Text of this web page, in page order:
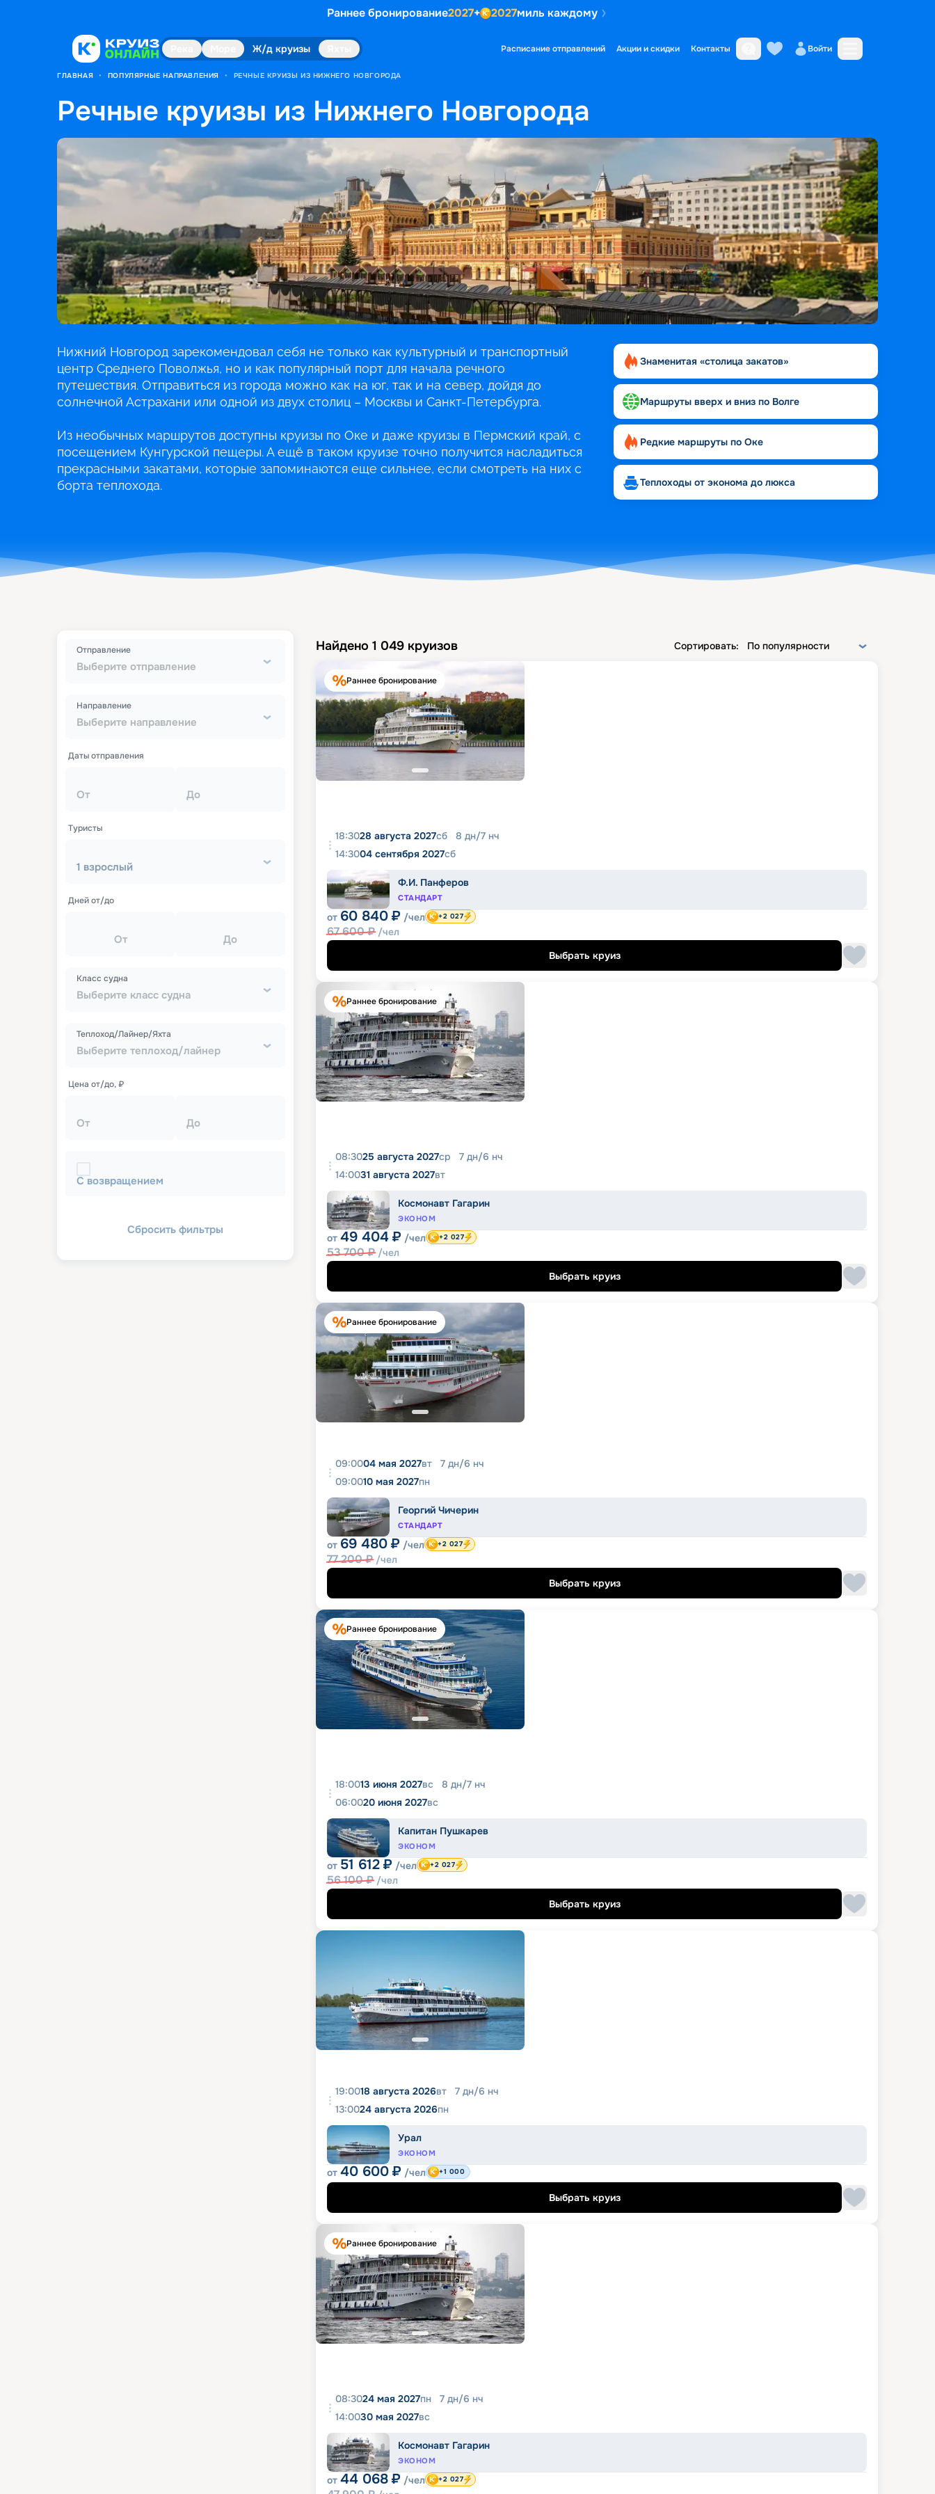
Раннее бронирование2027+ 2027миль каждому
Ж/д круизы Расписание отправлений Акции и скидки Контакты Войти
ГЛАВНАЯ • ПОПУЛЯРНЫЕ НАПРАВЛЕНИЯ • РЕЧНЫЕ КРУИЗЫ ИЗ НИЖНЕГО НОВГОРОДА
Речные круизы из Нижнего Новгорода
Нижний Новгород зарекомендовал себя не только как культурный и транспортный
центр Среднего Поволжья, но и как популярный порт для начала речного
путешествия. Отправиться из города можно как на юг, так и на север, дойдя до
солнечной Астрахани или одной из двух столиц – Москвы и Санкт-Петербурга.
Из необычных маршрутов доступны круизы по Оке и даже круизы в Пермский край, с
посещением Кунгурской пещеры. А ещё в таком круизе точно получится насладиться
прекрасными закатами, которые запоминаются еще сильнее, если смотреть на них с
борта теплохода.
Знаменитая «столица закатов»
Маршруты вверх и вниз по Волге
Редкие маршруты по Оке
Теплоходы от эконома до люкса
Выберите отправление
Отправление
Выберите направление
Направление
Даты отправления
От До
Туристы
1 взрослый
Дней от/до
От До
Выберите класс судна
Класс судна
Выберите теплоход/лайнер
Теплоход/Лайнер/Яхта
Цена от/до, ₽
От До
С возвращением
Сбросить фильтры
Найдено 1 049 круизов Сортировать: По популярности
Раннее бронирование
18:3028 августа 2027сб 8 дн/7 нч
14:3004 сентября 2027сб
Ф.И. Панферов
СТАНДАРТ
от 60 840 ₽ /чел
67 600₽ /чел
+2 027
Выбрать круиз
Раннее бронирование
08:3025 августа 2027ср 7 дн/6 нч
14:0031 августа 2027вт
Космонавт Гагарин
ЭКОНОМ
от 49 404 ₽ /чел
53 700₽ /чел
+2 027
Выбрать круиз
Раннее бронирование
09:0004 мая 2027вт 7 дн/6 нч
09:0010 мая 2027пн
Георгий Чичерин
СТАНДАРТ
от 69 480 ₽ /чел
77 200₽ /чел
+2 027
Выбрать круиз
Раннее бронирование
18:0013 июня 2027вс 8 дн/7 нч
06:0020 июня 2027вс
Капитан Пушкарев
ЭКОНОМ
от 51 612 ₽ /чел
56 100₽ /чел
+2 027
Выбрать круиз
19:0018 августа 2026вт 7 дн/6 нч
13:0024 августа 2026пн
Урал
ЭКОНОМ
от 40 600 ₽ /чел +1 000
Выбрать круиз
Раннее бронирование
08:3024 мая 2027пн 7 дн/6 нч
14:0030 мая 2027вс
Космонавт Гагарин
ЭКОНОМ
от 44 068 ₽ /чел +2 027